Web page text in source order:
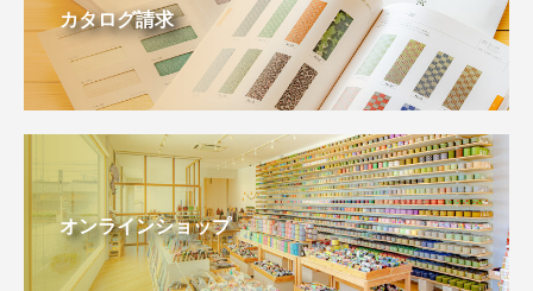
カタログ請求
オンラインショップ